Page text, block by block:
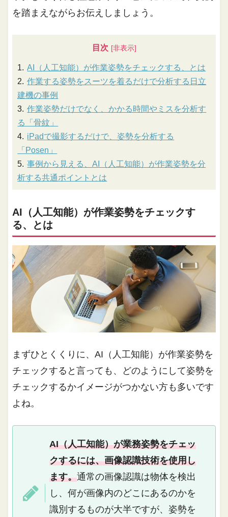
を踏まえながらお伝えしましょう。
目次
AI（人工知能）が作業姿勢をチェックする、とは
作業する姿勢をスーツを着るだけで分析する日立
建機の事例
作業姿勢だけでなく、かかる時間やミスを分析す
る「骨紋」
iPadで撮影するだけで、姿勢を分析する
「Posen」
事例から見える、AI（人工知能）が作業姿勢を分
析する共通ポイントとは
AI（人工知能）が作業姿勢をチェックす
る、とは
まずひとくくりに、AI（人工知能）が作業姿勢を
チェックすると言っても、どのようにして姿勢を
チェックするかイメージがつかない方も多いです
よね。
AI（人工知能）が業務姿勢をチェッ
クするには、画像認識技術を使用し
ます。通常の画像認識は物体を検出
し、何が画像内のどこにあるのかを
識別するものが大半ですが、姿勢を